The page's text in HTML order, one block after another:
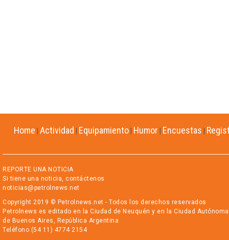
Home Actividad Equipamiento Humor Encuestas
REPORTE UNA NOTICIA
Si tiene una noticia, contáctenos
noticias@petrolnews.net
Copyright 2019 © Petrolnews.net - Todos los derechos reservados
Petrolnews es editado en la Ciudad de Neuquén y en la Ciudad Autónoma
de Buenos Aires, República Argentina
Teléfono (54 11) 4774 2154